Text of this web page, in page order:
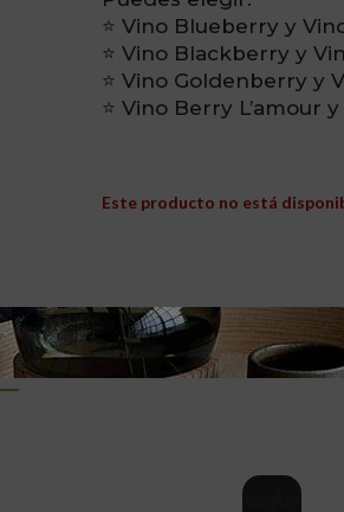
⭐ Vino Blueberry y
⭐ Vino Blackberry y
⭐ Vino Goldenberry y
⭐ Vino Berry L’amour
Este producto no está